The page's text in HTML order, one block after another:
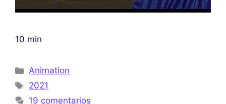
10 min
Animation
2021
19 comentarios